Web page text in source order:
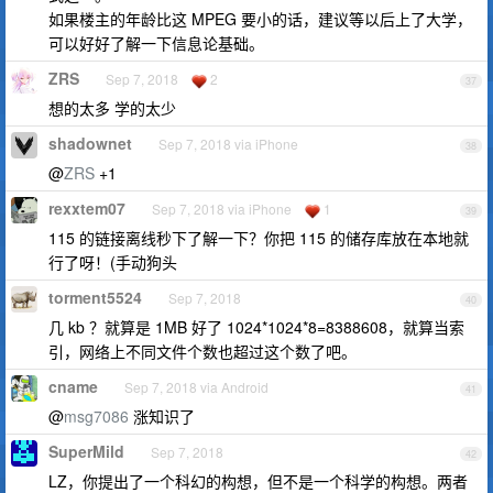
如果楼主的年龄比这 MPEG 要小的话，建议等以后上了大学，
可以好好了解一下信息论基础。
37
ZRS Sep 7, 2018 2
想的太多 学的太少
38
shadownet Sep 7, 2018 via iPhone
@ZRS +1
39
rexxtem07 Sep 7, 2018 via iPhone 1
115 的链接离线秒下了解一下？你把 115 的储存库放在本地就
行了呀！(手动狗头
40
torment5524 Sep 7, 2018
几 kb ？就算是 1MB 好了 1024*1024*8=8388608，就算当索
引，网络上不同文件个数也超过这个数了吧。
41
cname Sep 7, 2018 via Android
@msg7086 涨知识了
42
SuperMild Sep 7, 2018
LZ，你提出了一个科幻的构想，但不是一个科学的构想。两者